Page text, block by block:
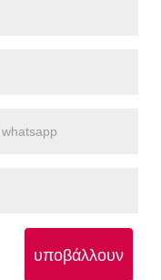
υποβάλλουν